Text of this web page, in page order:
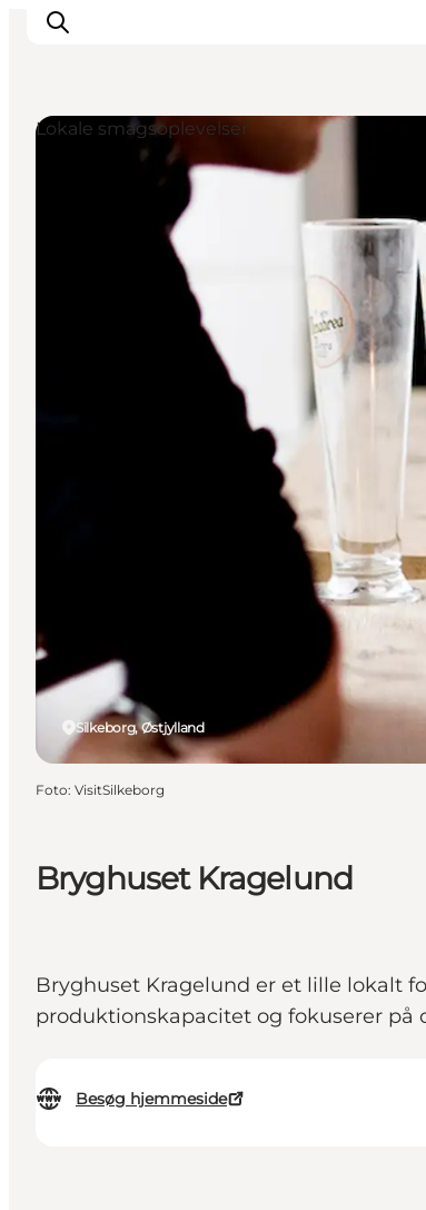
Byer og steder
Planlæg ferien
Bryghuset Kragelund
Bryghuset Kragelund er et lille lokalt
produktionskapacitet og fokuserer på
Besøg hjemmeside
Silkeborg, Østjylland
Lokale smagsoplevelser
Foto: VisitSilkeborg